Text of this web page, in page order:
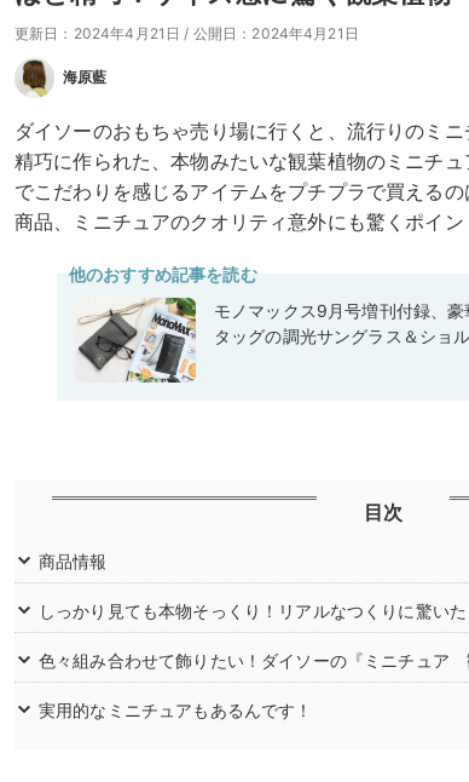
更新日：2024年4月21日 / 公開日：2024年4月21日
海原藍
ダイソーのおもちゃ売り場に行くと、流行りのミ
精巧に作られた、本物みたいな観葉植物のミニチ
でこだわりを感じるアイテムをプチプラで買える
商品、ミニチュアのクオリティ意外にも驚くポイ
他のおすすめ記事を読む
モノマックス9月号増刊付録、
タッグの調光サングラス＆ショ
目次
商品情報
しっかり見ても本物そっくり！リアルなつくりに驚い
色々組み合わせて飾りたい！ダイソーの『ミニチュア
実用的なミニチュアもあるんです！